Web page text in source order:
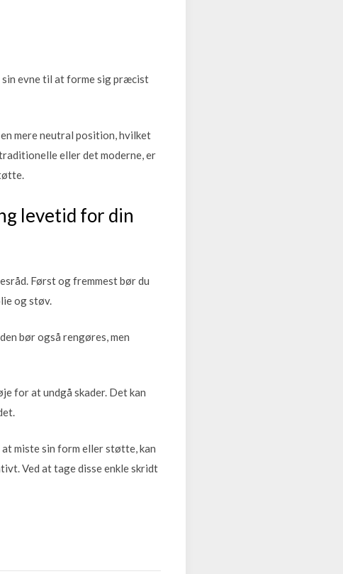
sin evne til at forme sig præcist
mere neutral position, hvilket
eller det moderne, er
levetid for din
Først og fremmest bør du
og støv.
bør også rengøres, men
for at undgå skader. Det kan
miste sin form eller støtte, kan
Ved at tage disse enkle skridt